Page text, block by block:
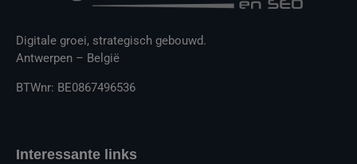
Digitale groei, strategisch gebouwd.
Antwerpen – België
BTWnr: BE0867496536
Interessante links